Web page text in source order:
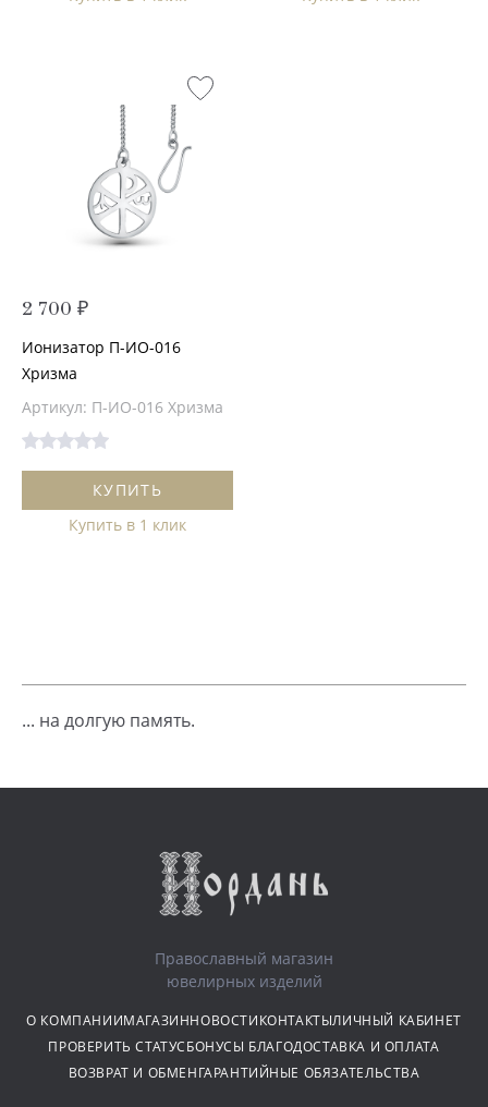
2 700 ₽
Ионизатор П-ИО-016
Хризма
Артикул: П-ИО-016 Хризма
КУПИТЬ
Купить в 1 клик
... на долгую память.
Православный магазин
ювелирных изделий
О КОМПАНИИМАГАЗИННОВОСТИКОНТАКТЫЛИЧНЫЙ КАБИНЕТ
ПРОВЕРИТЬ СТАТУСБОНУСЫ БЛАГОДОСТАВКА И ОПЛАТА
ВОЗВРАТ И ОБМЕНГАРАНТИЙНЫЕ ОБЯЗАТЕЛЬСТВА